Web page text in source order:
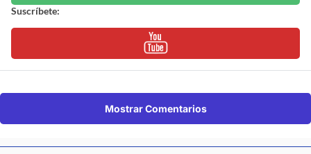
Suscríbete:
Mostrar Comentarios